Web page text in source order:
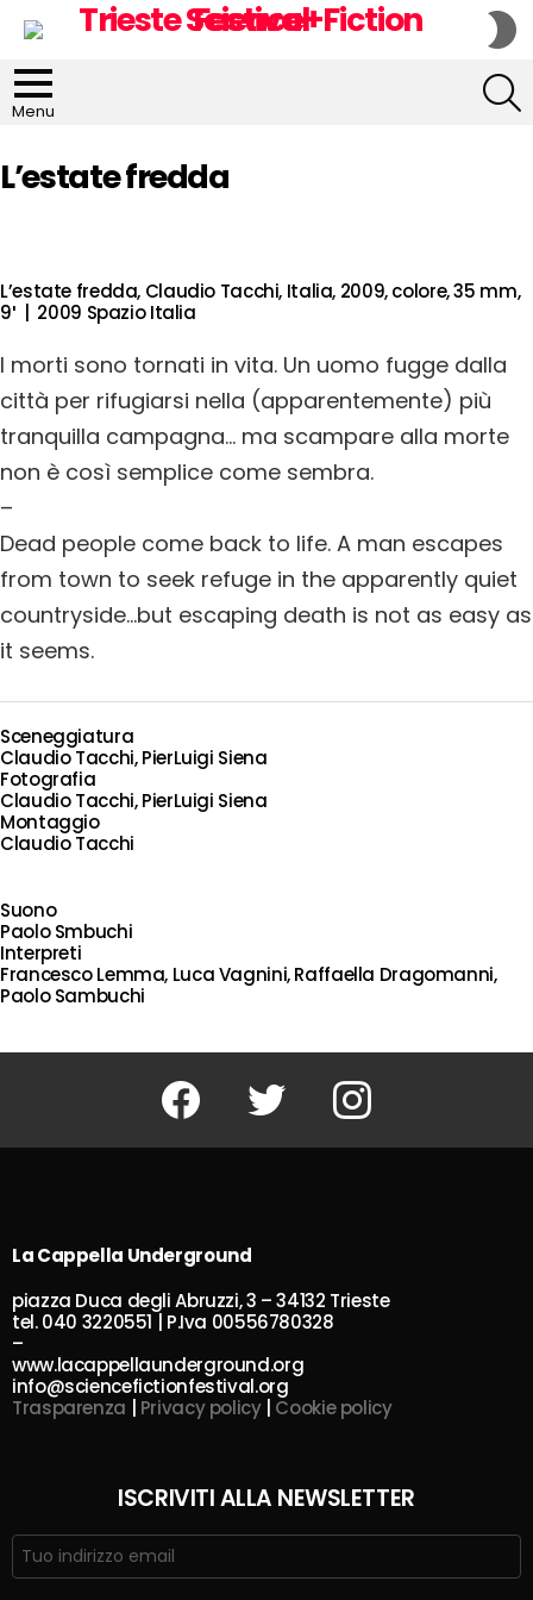
Menu
L’estate fredda
L’estate fredda, Claudio Tacchi, Italia, 2009, colore, 35 mm,
9′ | 2009 Spazio Italia
I morti sono tornati in vita. Un uomo fugge dalla
città per rifugiarsi nella (apparentemente) più
tranquilla campagna… ma scampare alla morte
non è così semplice come sembra.
–
Dead people come back to life. A man escapes
from town to seek refuge in the apparently quiet
countryside…but escaping death is not as easy as
it seems.
Sceneggiatura
Claudio Tacchi, PierLuigi Siena
Fotografia
Claudio Tacchi, PierLuigi Siena
Montaggio
Claudio Tacchi
Suono
Paolo Smbuchi
Interpreti
Francesco Lemma, Luca Vagnini, Raffaella Dragomanni,
Paolo Sambuchi
Facebook Twitter Instagram
La Cappella Underground
piazza Duca degli Abruzzi, 3 – 34132 Trieste
tel. 040 3220551 | P.Iva 00556780328
–
www.lacappellaunderground.org
info@sciencefictionfestival.org
Trasparenza
Privacy policy| Cookie policy
ISCRIVITI ALLA NEWSLETTER